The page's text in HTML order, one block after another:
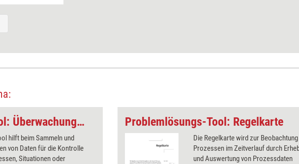
Problemlösungs-Tool: Überwachungsplan
hilft beim Sammeln und
von Daten für die Kontrolle
Situationen oder
Problemlösungs-Tool: Regelkarte
Die Regelkarte wird zur
Prozessen im Zeitverlauf durch
und Auswertung von Prozessdaten